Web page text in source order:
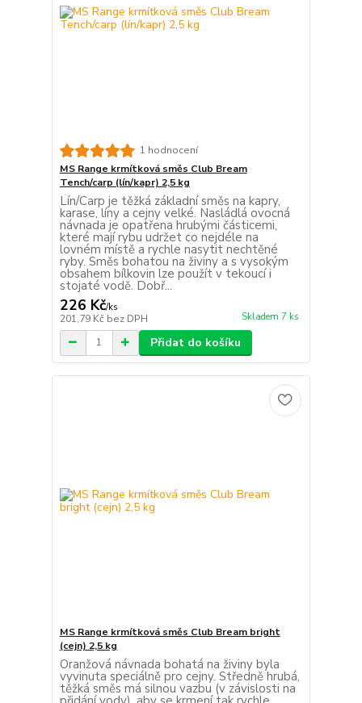
1 hodnocení
MS Range krmítková směs Club Bream
Tench/carp (lín/kapr) 2,5 kg
Lín/Carp je těžká základní směs na kapry,
karase, líny a cejny velké. Nasládlá ovocná
návnada je opatřena hrubými částicemi,
které mají rybu udržet co nejdéle na
lovném místě a rychle nasytit nechtěné
ryby. Směs bohatou na živiny a s vysokým
obsahem bílkovin lze použít v tekoucí i
stojaté vodě. Dobř...
226 Kč/ks
201,79 Kč bez DPH Skladem 7 ks
Přidat do košíku
MS Range krmítková směs Club Bream bright
(cejn) 2,5 kg
Oranžová návnada bohatá na živiny byla
vyvinuta speciálně pro cejny. Středně hrubá,
těžká směs má silnou vazbu (v závislosti na